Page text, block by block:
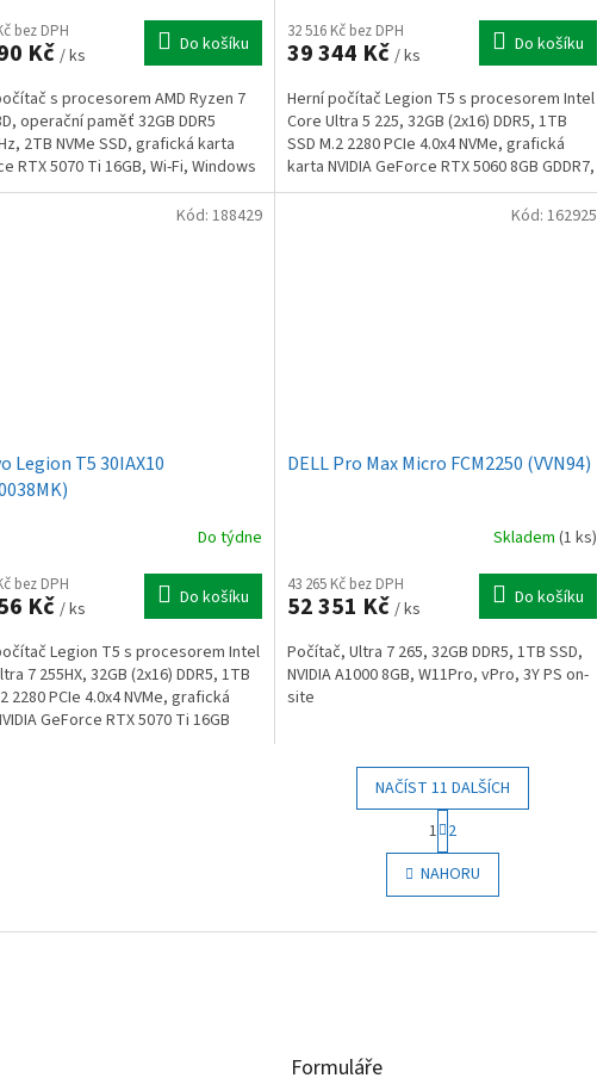
bez DPH
Kč/ ks Do košíku
s procesorem AMD Ryzen 7
operační paměť 32GB DDR5
2TB NVMe SSD, grafická karta
RTX 5070 Ti 16GB, Wi-Fi, Windows
32 516 Kč bez DPH
39 344 Kč / ks Do košíku
Herní počítač Legion T5 s procesorem Intel
Core Ultra 5 225, 32GB (2x16) DDR5, 1TB
SSD M.2 2280 PCIe 4.0x4 NVMe, grafická
karta NVIDIA GeForce RTX 5060 8GB GDDR7,
500W zdroj,...
Legion T5 30IAX10
Do týdne
bez DPH
Kč/ ks Do košíku
Legion T5 s procesorem Intel
7 255HX, 32GB (2x16) DDR5, 1TB
2280 PCIe 4.0x4 NVMe, grafická
GeForce RTX 5070 Ti 16GB
Kód: 188429
DELL Pro Max Micro FCM2250 (VVN94)
Skladem (1 ks)
43 265 Kč bez DPH
52 351 Kč / ks Do košíku
Počítač, Ultra 7 265, 32GB DDR5, 1TB SSD,
NVIDIA A1000 8GB, W11Pro, vPro, 3Y PS on-
site
Kód: 162925
O
v
l
d
NAČÍST 11 DALŠÍCH
S
t
r
á
n
o
1 2
NAHORU
Formuláře